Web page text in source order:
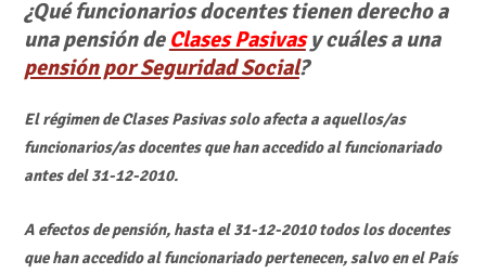
¿Qué funcionarios docentes tienen derecho a
una pensión de Clases Pasivasy cuáles a una
pensión por Seguridad Social?
El régimen de Clases Pasivas solo afecta a aquellos/as
funcionarios/as docentes que han accedido al funcionariado
antes del 31-12-2010.
A efectos de pensión, hasta el 31-12-2010 todos los docentes
que han accedido al funcionariado pertenecen, salvo en el País